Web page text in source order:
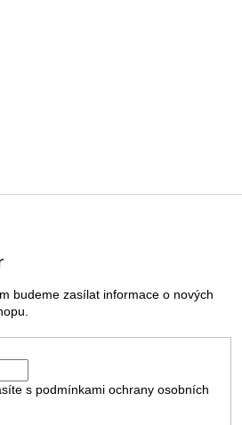
budeme zasílat informace o nových
s podmínkami ochrany osobních